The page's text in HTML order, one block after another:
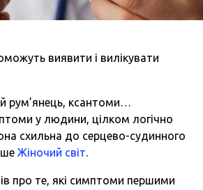
виявити і вилікувати
рум’янець, ксантоми…
у людини, цілком логічно
схильна до серцево-судинного
Жіночий світ.
про те, які симптоми першими